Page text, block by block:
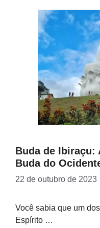
Buda de Ibiraçu:
Buda do
22 de outubro de 2023
Você sabia que um
Espírito …